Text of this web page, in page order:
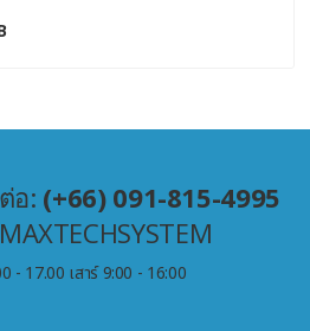
อ: (+66) 091-815-4995
- 17.00 เสาร์ 9:00 - 16:00